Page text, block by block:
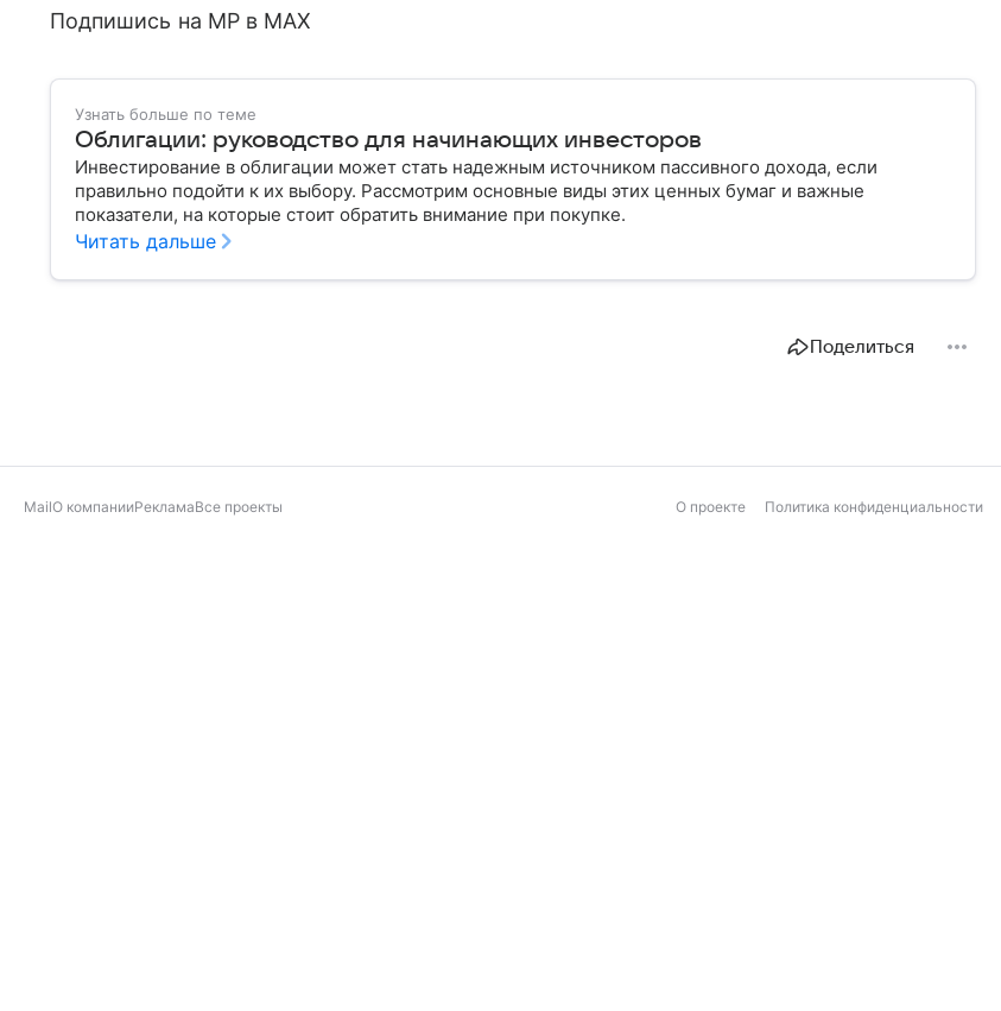
Подпишись на MP в MAX
Узнать больше по теме
Облигации: руководство для начинающих инвесторов
Инвестирование в облигации может стать надежным источником пассивного дохода, если
правильно подойти к их выбору. Рассмотрим основные виды этих ценных бумаг и важные
показатели, на которые стоит обратить внимание при покупке.
Читать дальше
Поделиться
MailО компанииРекламаВсе проекты О проекте Политика конфиденциальности